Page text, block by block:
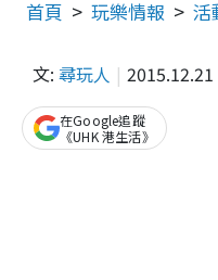
首頁 玩樂情報 活
文: 尋玩人 2015.12.21
在Google追蹤
《UHK 港生活》